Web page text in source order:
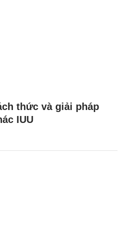
thức và giải pháp
IUU